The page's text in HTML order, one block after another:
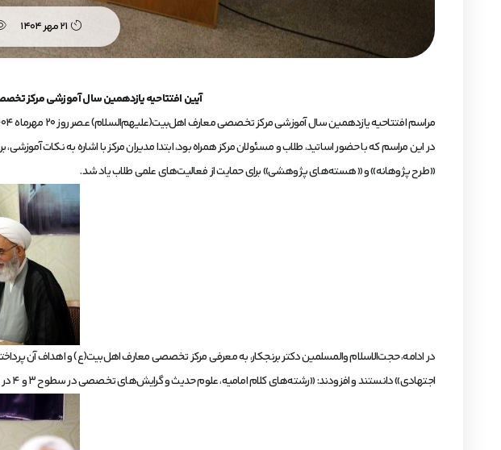
21 مهر 1404
آیین افتتاحیه یازدهمین سال آموزشی مرکز
مراسم افتتاحیه یازدهمین سال آموزشی مرکز تخصصی معارف اهل‌بیت(علیهم‌السلام) عصر روز ۲۰ مهرماه ۱۴۰۴، پس از نماز مغرب و عشاء، در محل این مرکز واقع در صفاییه، کوچه ۲۱، فرعی ۳، برگزار شد.
در این مراسم که با حضور اساتید، طلاب و مسئولان مرکز همراه بود، ابتدا مدیران مرکز با اشاره به نکات
«طرح پژوهانه» و «هسته‌های پژوهشی» برای حمایت از فعالیت‌های علمی طلاب یاد شد.
اجتهادی» دانستند و افزودند: «رشته‌های کلام امامیه، علوم حدیث و گرایش‌های تخصصی در سطوح ۳ و ۴ در این مرکز ارائه می‌شود.»